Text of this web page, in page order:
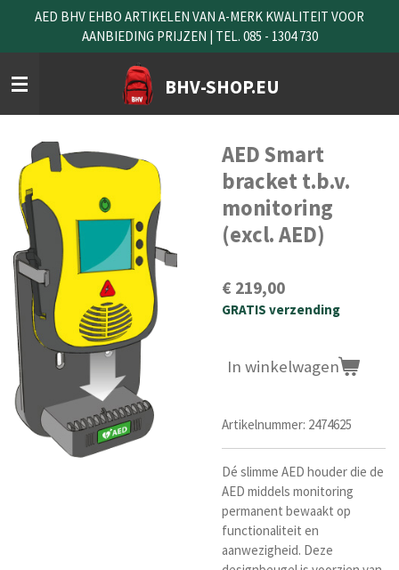
naar
de
hoofdinhoud
BHV-SHOP.EU
AED BHV EHBO ARTIKELEN VAN A-MERK KWALITEIT VOOR
AANBIEDING PRIJZEN | TEL. 085 - 1304 730
AED Smart
bracket t.b.v.
monitoring
(excl. AED)
€ 219,00
GRATIS verzending
In winkelwagen
Artikelnummer: 2474625
Dé slimme AED houder die de
AED middels monitoring
permanent bewaakt op
functionaliteit en
aanwezigheid. Deze